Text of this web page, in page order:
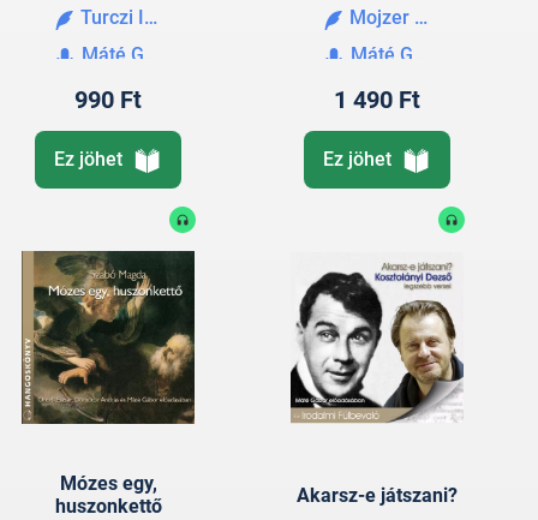
Turczi István
Máté Gábor
990 Ft
Ez jöhet
Mojzer Győző (szerk.)
Máté Gábor
1 490 Ft
Ez jöhet
Mózes egy,
huszonkettő
Akarsz-e játszani?